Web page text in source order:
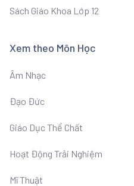
Sách Giáo Khoa Lớp 12
Xem theo Môn Học
Âm Nhạc
Đạo Đức
Giáo Dục Thể Chất
Hoạt Động Trải Nghiệm
Mĩ Thuật